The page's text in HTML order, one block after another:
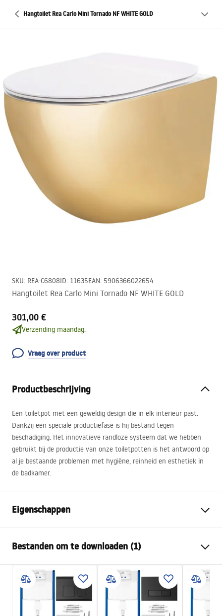
Hangtoilet Rea Carlo Mini Tornado NF WHITE GOLD
SKU: REA-C6808ID: 11635EAN: 5906366022654
Hangtoilet Rea Carlo Mini Tornado NF WHITE GOLD
301,00 €
Verzending maandag.
Vraag over product
Productbeschrijving
Een toiletpot met een geweldig design die in elk interieur past.
Dankzij een speciale productiefase is hij bestand tegen
beschadiging. Het innovatieve randloze systeem dat we hebben
gebruikt bij de productie van onze toiletpotten is het antwoord op
al je bestaande problemen met hygiëne, reinheid en esthetiek in
de badkamer.
Eigenschappen
Spoelsysteem
Rimless Tornado NFQ (New
Flushing)
Kleur
Wit/Goud
Materiaal
Sanitair keramiek
Bestanden om te downloaden (1)
Montagehandleiding